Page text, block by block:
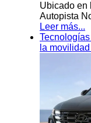
Ubicado en
Autopista
Leer más...
la